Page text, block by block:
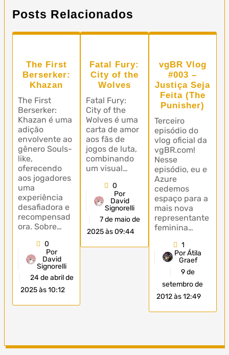
Posts Relacionados
The First
Berserker:
Khazan
The First
Berserker:
Khazan é uma
adição
envolvente ao
gênero Souls-
like,
oferecendo
aos jogadores
uma
experiência
desafiadora e
recompensad
ora. Sobre…
0
Por
David
Signorelli
24 de abril de
2025 às 10:12
Fatal Fury:
City of the
Wolves
Fatal Fury:
City of the
Wolves é uma
carta de amor
aos fãs de
jogos de luta,
combinando
um visual…
0
Por
David
Signorelli
7 de maio de
2025 às 09:44
vgBR Vlog
#003 –
Justiça Seja
Feita (The
Punisher)
Terceiro
episódio do
vlog oficial da
vgBR.com!
Nesse
episódio, eu e
Azure
cedemos
espaço para a
mais nova
representante
feminina…
1
Por Átila
Graef
9 de
setembro de
2012 às 12:49